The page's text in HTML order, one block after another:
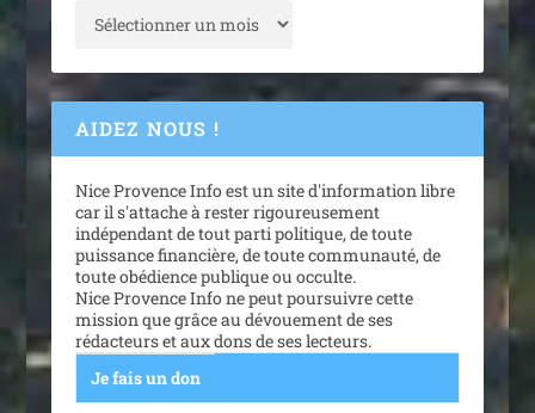
AIDEZ NOUS !
Nice Provence Info est un site d'information libre
car il s'attache à rester rigoureusement
indépendant de tout parti politique, de toute
puissance financière, de toute communauté, de
toute obédience publique ou occulte.
Nice Provence Info ne peut poursuivre cette
mission que grâce au dévouement de ses
rédacteurs et aux dons de ses lecteurs.
Je fais un don